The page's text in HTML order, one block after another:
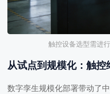
触控设备选型需进
从试点到规模化：触
数字孪生规模化部署带动了